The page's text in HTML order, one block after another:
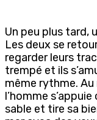
Un peu plus tard,
Les deux se
regarder leurs
trempé et ils
même rythme.
l’homme
sable et tire sa